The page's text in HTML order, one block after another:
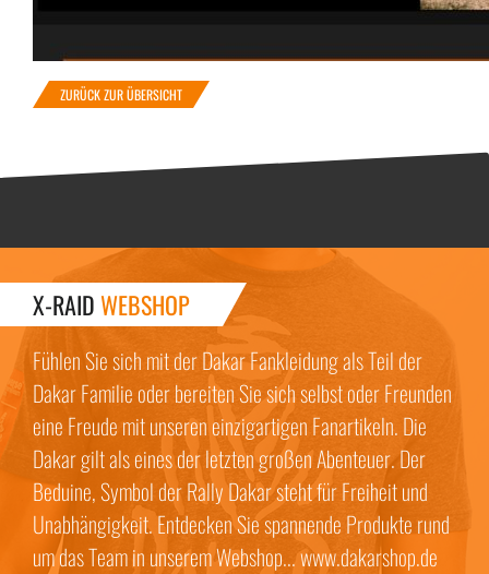
ZURÜCK ZUR ÜBERSICHT
X-RAIDWEBSHOP
Fühlen Sie sich mit der Dakar Fankleidung als Teil der
Dakar Familie oder bereiten Sie sich selbst oder Freunden
eine Freude mit unseren einzigartigen Fanartikeln. Die
Dakar gilt als eines der letzten großen Abenteuer. Der
Beduine, Symbol der Rally Dakar steht für Freiheit und
Unabhängigkeit. Entdecken Sie spannende Produkte rund
um das Team in unserem Webshop... www.dakarshop.de